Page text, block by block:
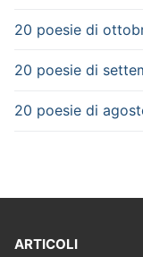
20 poesie di
20 poesie di
20 poesie di
ARTICOLI